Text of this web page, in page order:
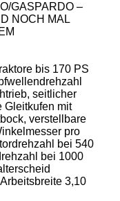
GASPARDO –
NOCH MAL
bis 170 PS
seitlicher
Gleitkufen mit
verstellbare
pro
bei 540
bei 1000
3,10